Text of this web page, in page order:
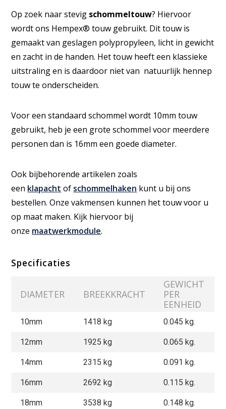
Op zoek naar stevig schommeltouw? Hiervoor
wordt ons Hempex® touw gebruikt. Dit touw is
gemaakt van geslagen polypropyleen, licht in gewicht
en zacht in de handen. Het touw heeft een klassieke
uitstraling en is daardoor niet van natuurlijk hennep
touw te onderscheiden.
Voor een standaard schommel wordt 10mm touw
gebruikt, heb je een grote schommel voor meerdere
personen dan is 16mm een goede diameter.
Ook bijbehorende artikelen zoals
een klapacht of schommelhaken kunt u bij ons
bestellen. Onze vakmensen kunnen het touw voor u
op maat maken. Kijk hiervoor bij
onze maatwerkmodule.
Specificaties
DIAMETER BREEKKRACHT
GEWICHT
PER
EENHEID
10mm 1418 kg 0.045 kg.
12mm 1925 kg 0.065 kg.
14mm 2315 kg 0.091 kg.
16mm 2692 kg 0.115 kg.
18mm 3538 kg 0.148 kg.